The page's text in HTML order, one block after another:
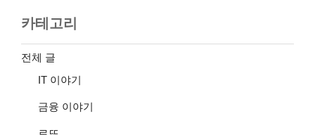
카테고리
전체 글
IT 이야기
금융 이야기